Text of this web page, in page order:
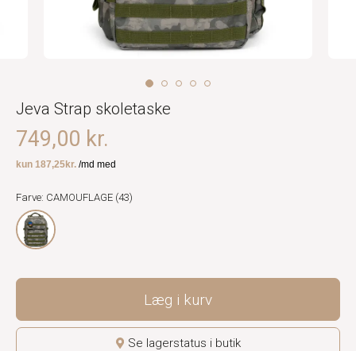
Jeva Strap skoletaske
749,00 kr.
Farve: CAMOUFLAGE (43)
Læg i kurv
Se lagerstatus i butik